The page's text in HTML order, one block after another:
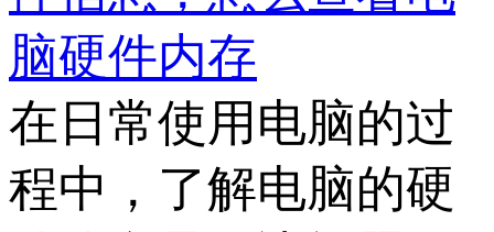
脑硬件内存
在日常使用电脑的过
程中，了解电脑的硬